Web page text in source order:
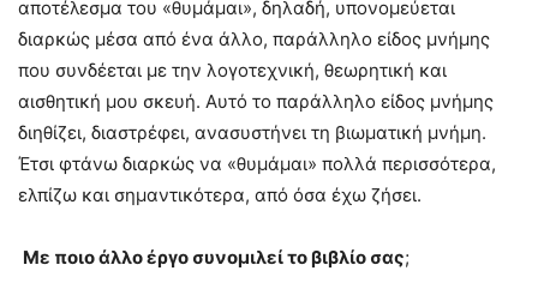
αποτέλεσμα του «θυμάμαι», δηλαδή, υπονομεύεται
διαρκώς μέσα από ένα άλλο, παράλληλο είδος μνήμης
που συνδέεται με την λογοτεχνική, θεωρητική και
αισθητική μου σκευή. Αυτό το παράλληλο είδος μνήμης
διηθίζει, διαστρέφει, ανασυστήνει τη βιωματική μνήμη.
Έτσι φτάνω διαρκώς να «θυμάμαι» πολλά περισσότερα,
ελπίζω και σημαντικότερα, από όσα έχω ζήσει.
Με ποιο άλλο έργο συνομιλεί το βιβλίο σας;